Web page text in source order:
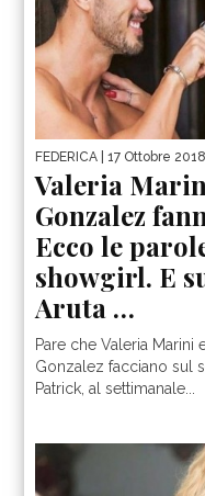
FEDERICA | 17 Ottobre 2018
Valeria
Gonzalez
Ecco le
showgirl. E
Aruta …
Pare che Valeria Marini
Gonzalez facciano sul
Patrick, al settimanale...